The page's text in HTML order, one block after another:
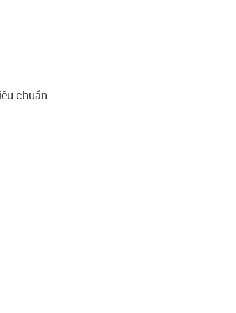
chuẩn